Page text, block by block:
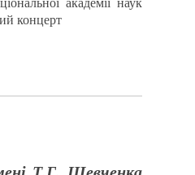
концерт